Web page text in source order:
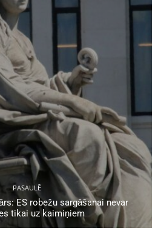
PASAULĒ
ES robežu sargāšanai nevar
tikai uz kaimiņiem